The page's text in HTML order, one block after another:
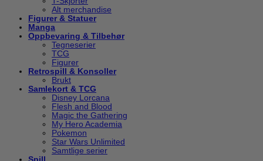
Alt merchandise
Figurer & Statuer
Manga
Oppbevaring & Tilbehør
Tegneserier
TCG
Figurer
Retrospill & Konsoller
Brukt
Samlekort & TCG
Disney Lorcana
Flesh and Blood
Magic the Gathering
My Hero Academia
Pokemon
Star Wars Unlimited
Samtlige serier